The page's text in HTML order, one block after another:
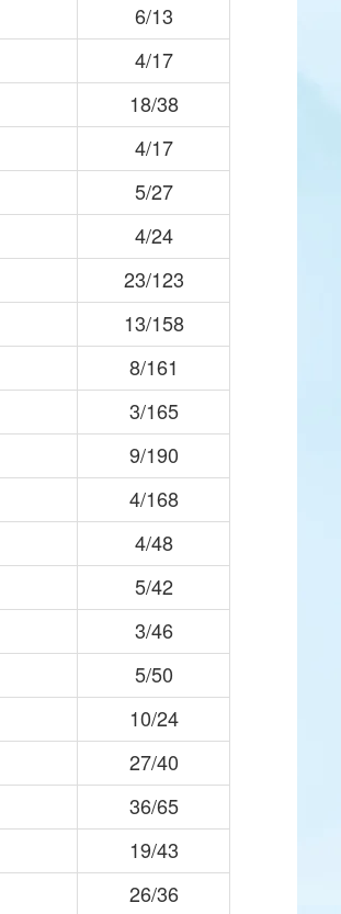
6/13
4/17
18/38
4/17
5/27
4/24
23/123
13/158
8/161
3/165
9/190
4/168
4/48
5/42
3/46
5/50
10/24
27/40
36/65
19/43
26/36